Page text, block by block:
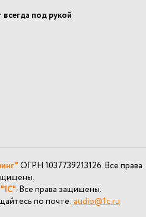
под рукой
ОГРН 1037739213126. Все права
. Все права защищены.
по почте:audio@1c.ru